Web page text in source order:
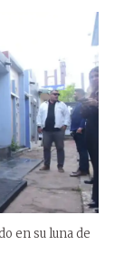
en su luna de